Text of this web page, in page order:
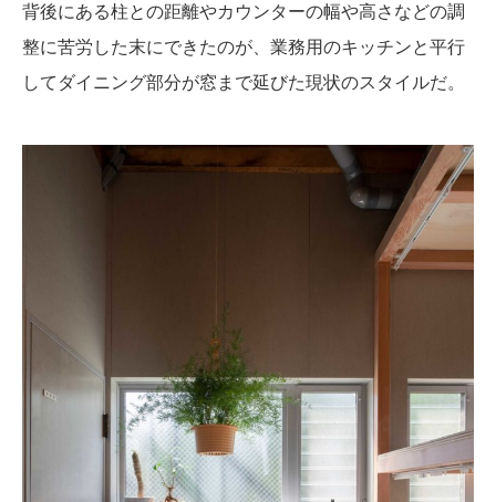
背後にある柱との距離やカウンターの幅や高さなどの調
整に苦労した末にできたのが、業務用のキッチンと平行
してダイニング部分が窓まで延びた現状のスタイルだ。